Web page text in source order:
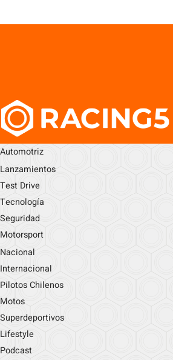
Automotriz
Lanzamientos
Test Drive
Tecnología
Seguridad
Motorsport
Nacional
Internacional
Pilotos Chilenos
Motos
Superdeportivos
Lifestyle
Podcast